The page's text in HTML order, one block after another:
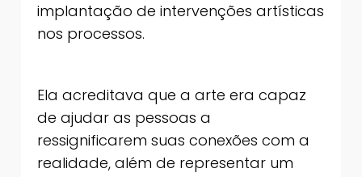
implantação de intervenções artísticas
nos processos.
Ela acreditava que a arte era capaz
de ajudar as pessoas a
ressignificarem suas conexões com a
realidade, além de representar um